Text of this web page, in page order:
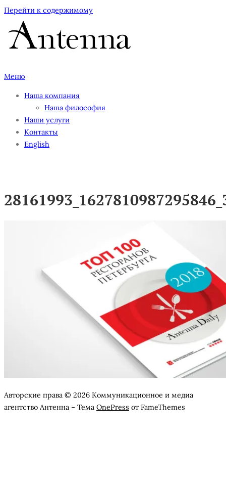
Перейти к содержимому
Меню
Наша компания
Наша философия
Наши услуги
Контакты
English
Авторские права © 2026 Коммуникационное и медиа
агентство Антенна – Тема OnePress от FameThemes